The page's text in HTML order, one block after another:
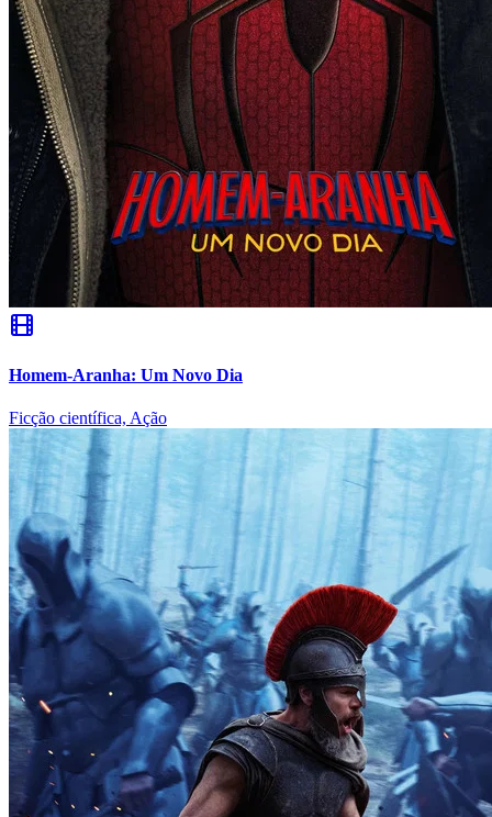
Ceará
Goiás
Homem-Aranha: Um Novo Dia
Ficção científica, Ação